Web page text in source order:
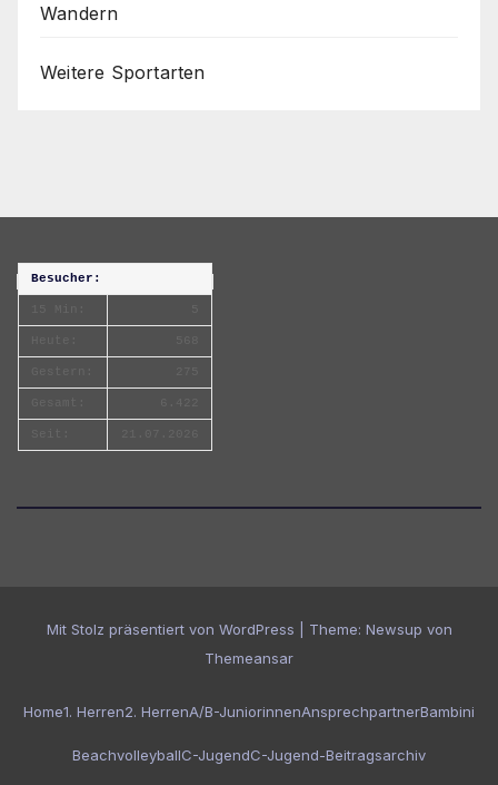
Wandern
Weitere Sportarten
Besucher:
Mit Stolz präsentiert von WordPress Theme: Newsup von
Themeansar
Home1. Herren2. HerrenA/B-JuniorinnenAnsprechpartnerBambini
BeachvolleyballC-JugendC-Jugend-Beitragsarchiv